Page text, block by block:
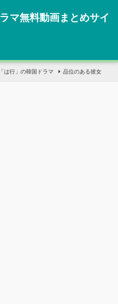
マ無料動画まとめサイ
は行」の韓国ドラマ 品位のある彼女